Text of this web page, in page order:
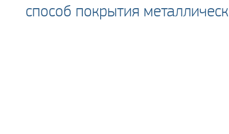
способ покрытия